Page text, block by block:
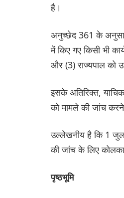
है।
अनुच्छेद 361 के
में किए गए किसी भी
और (3) राज्यपाल को
इसके अतिरिक्त,
को मामले की जांच करने
उल्लेखनीय है कि 1
की जांच के लिए
पृष्ठभूमि